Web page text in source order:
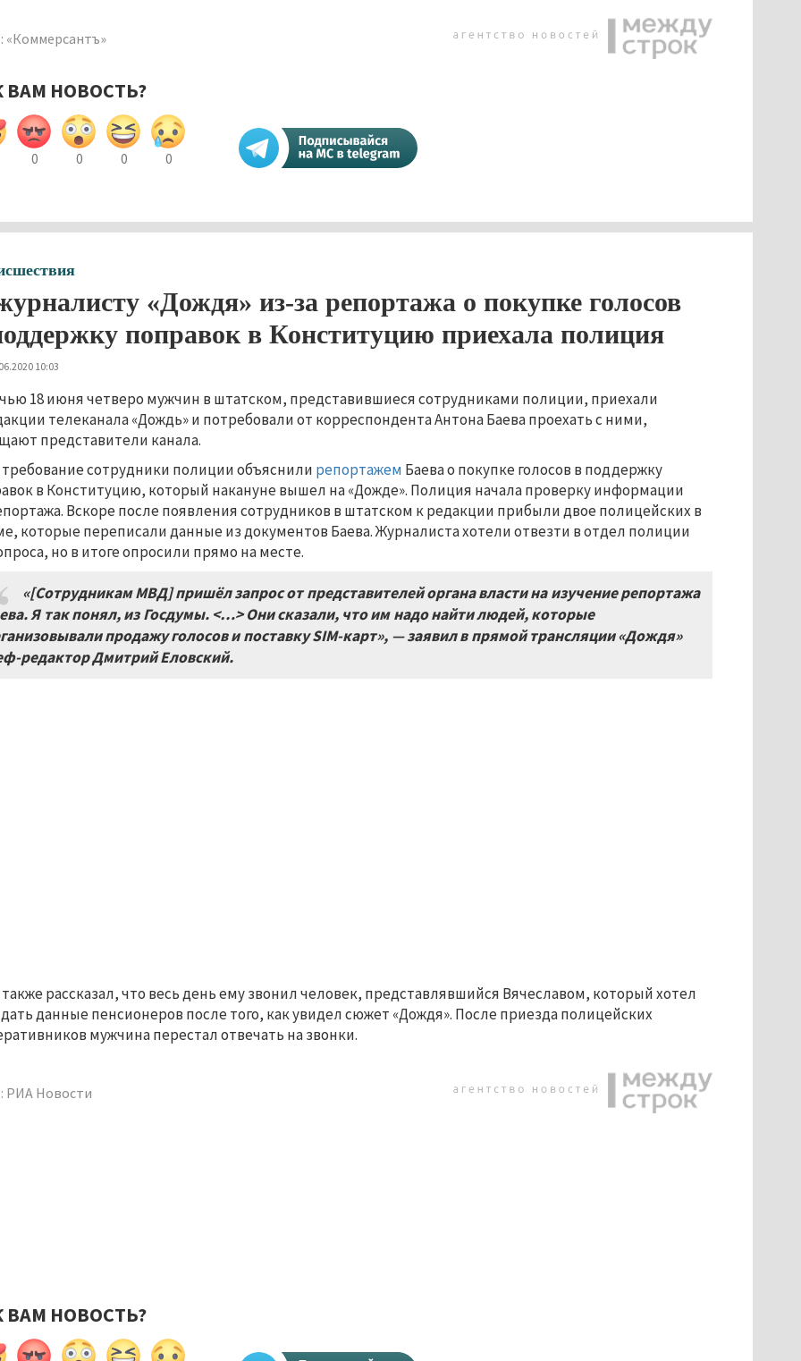
«Коммерсантъ»
ВАМ НОВОСТЬ?
0 0 0 0
«Дождя» из-за репортажа о покупке голосов
поправок в Конституцию приехала полиция
10:03
18 июня четверо мужчин в штатском, представившиеся сотрудниками полиции, приехали
телеканала «Дождь» и потребовали от корреспондента Антона Баева проехать с ними,
представители канала.
сотрудники полиции объяснили репортажем Баева о покупке голосов в поддержку
в Конституцию, который накануне вышел на «Дожде». Полиция начала проверку информации
Вскоре после появления сотрудников в штатском к редакции прибыли двое полицейских в
которые переписали данные из документов Баева. Журналиста хотели отвезти в отдел полиции
но в итоге опросили прямо на месте.
«[Сотрудникам МВД] пришёл запрос от представителей органа власти на изучение репортажа
Я так понял, из Госдумы. <…> Они сказали, что им надо найти людей, которые
продажу голосов и поставку SIM-карт», — заявил в прямой трансляции «Дождя»
редактор Дмитрий Еловский.
также рассказал, что весь день ему звонил человек, представлявшийся Вячеславом, который хотел
данные пенсионеров после того, как увидел сюжет «Дождя». После приезда полицейских
мужчина перестал отвечать на звонки.
РИА Новости
ВАМ НОВОСТЬ?